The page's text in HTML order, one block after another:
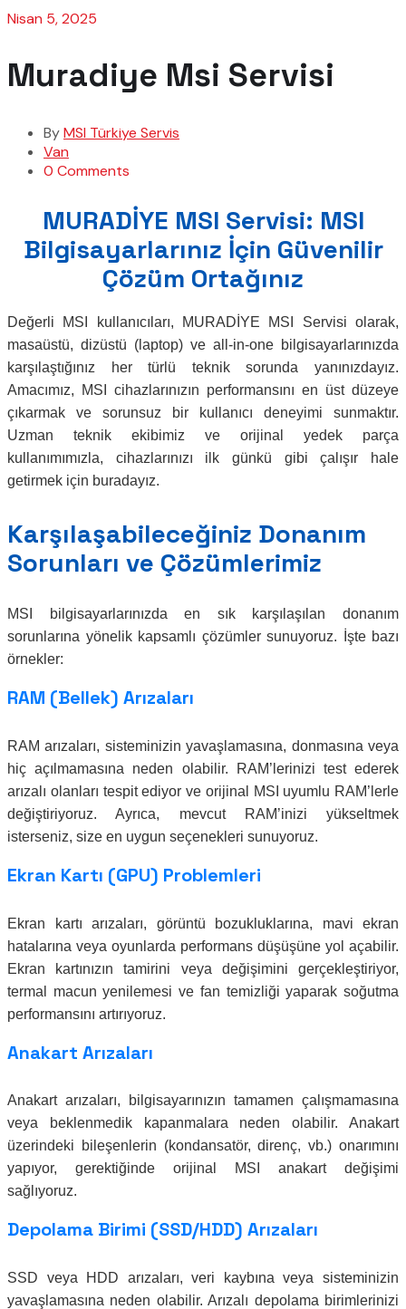
Nisan 5, 2025
Muradiye Msi Servisi
ByMSI Türkiye Servis
Van
0 Comments
MURADİYE MSI Servisi: MSI
Bilgisayarlarınız İçin Güvenilir
Çözüm Ortağınız
Değerli MSI kullanıcıları, MURADİYE MSI Servisi olarak,
masaüstü, dizüstü (laptop) ve all-in-one bilgisayarlarınızda
karşılaştığınız her türlü teknik sorunda yanınızdayız.
Amacımız, MSI cihazlarınızın performansını en üst düzeye
çıkarmak ve sorunsuz bir kullanıcı deneyimi sunmaktır.
Uzman teknik ekibimiz ve orijinal yedek parça
kullanımımızla, cihazlarınızı ilk günkü gibi çalışır hale
getirmek için buradayız.
Karşılaşabileceğiniz Donanım
Sorunları ve Çözümlerimiz
MSI bilgisayarlarınızda en sık karşılaşılan donanım
sorunlarına yönelik kapsamlı çözümler sunuyoruz. İşte bazı
örnekler:
RAM (Bellek) Arızaları
RAM arızaları, sisteminizin yavaşlamasına, donmasına veya
hiç açılmamasına neden olabilir. RAM’lerinizi test ederek
arızalı olanları tespit ediyor ve orijinal MSI uyumlu RAM’lerle
değiştiriyoruz. Ayrıca, mevcut RAM’inizi yükseltmek
isterseniz, size en uygun seçenekleri sunuyoruz.
Ekran Kartı (GPU) Problemleri
Ekran kartı arızaları, görüntü bozukluklarına, mavi ekran
hatalarına veya oyunlarda performans düşüşüne yol açabilir.
Ekran kartınızın tamirini veya değişimini gerçekleştiriyor,
termal macun yenilemesi ve fan temizliği yaparak soğutma
performansını artırıyoruz.
Anakart Arızaları
Anakart arızaları, bilgisayarınızın tamamen çalışmamasına
veya beklenmedik kapanmalara neden olabilir. Anakart
üzerindeki bileşenlerin (kondansatör, direnç, vb.) onarımını
yapıyor, gerektiğinde orijinal MSI anakart değişimi
sağlıyoruz.
Depolama Birimi (SSD/HDD) Arızaları
SSD veya HDD arızaları, veri kaybına veya sisteminizin
yavaşlamasına neden olabilir. Arızalı depolama birimlerinizi